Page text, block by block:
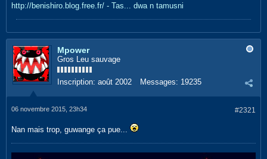
http://benishiro.blog.free.fr/ - Tas... dwa n tamusni
Mpower
Gros Leu sauvage
Inscription: août 2002 Messages: 19235
#2321
06 novembre 2015, 23h34
Nan mais trop, guwange ça pue...